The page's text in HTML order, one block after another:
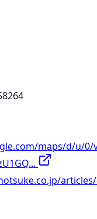
maps/d/u/0/